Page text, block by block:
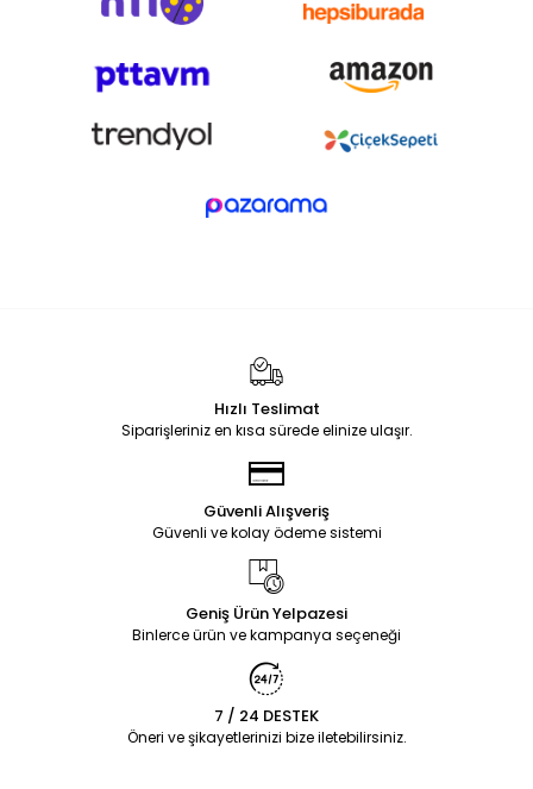
Hızlı Teslimat
Siparişleriniz en kısa sürede elinize ulaşır.
Güvenli Alışveriş
Güvenli ve kolay ödeme sistemi
Geniş Ürün Yelpazesi
Binlerce ürün ve kampanya seçeneği
7 / 24 DESTEK
Öneri ve şikayetlerinizi bize iletebilirsiniz.